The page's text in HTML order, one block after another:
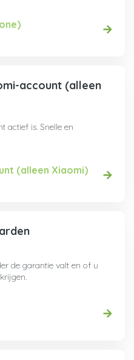
account (alleen
actief is. Snelle en
(alleen Xiaomi)
de garantie valt en of u